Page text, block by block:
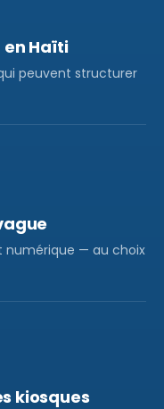
en Haïti
peuvent structurer
numérique — au choix
kiosques